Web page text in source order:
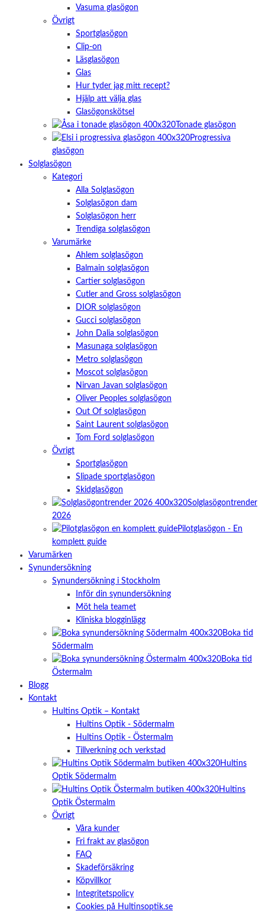
Vasuma glasögon
Övrigt
Sportglasögon
Clip-on
Läsglasögon
Glas
Hur tyder jag mitt recept?
Hjälp att välja glas
Glasögonskötsel
Tonade glasögon
Progressiva
glasögon
Solglasögon
Kategori
Alla Solglasögon
Solglasögon dam
Solglasögon herr
Trendiga solglasögon
Varumärke
Ahlem solglasögon
Balmain solglasögon
Cartier solglasögon
Cutler and Gross solglasögon
DIOR solglasögon
Gucci solglasögon
John Dalia solglasögon
Masunaga solglasögon
Metro solglasögon
Moscot solglasögon
Nirvan Javan solglasögon
Oliver Peoples solglasögon
Out Of solglasögon
Saint Laurent solglasögon
Tom Ford solglasögon
Övrigt
Sportglasögon
Slipade sportglasögon
Skidglasögon
Solglasögontrender
2026
Pilotglasögon - En
komplett guide
Varumärken
Synundersökning
Synundersökning i Stockholm
Inför din synundersökning
Möt hela teamet
Kliniska blogginlägg
Boka tid
Södermalm
Boka tid
Östermalm
Blogg
Kontakt
Hultins Optik – Kontakt
Hultins Optik - Södermalm
Hultins Optik - Östermalm
Tillverkning och verkstad
Hultins
Optik Södermalm
Hultins
Optik Östermalm
Övrigt
Våra kunder
Fri frakt av glasögon
FAQ
Skadeförsäkring
Köpvillkor
Integritetspolicy
Cookies på Hultinsoptik.se